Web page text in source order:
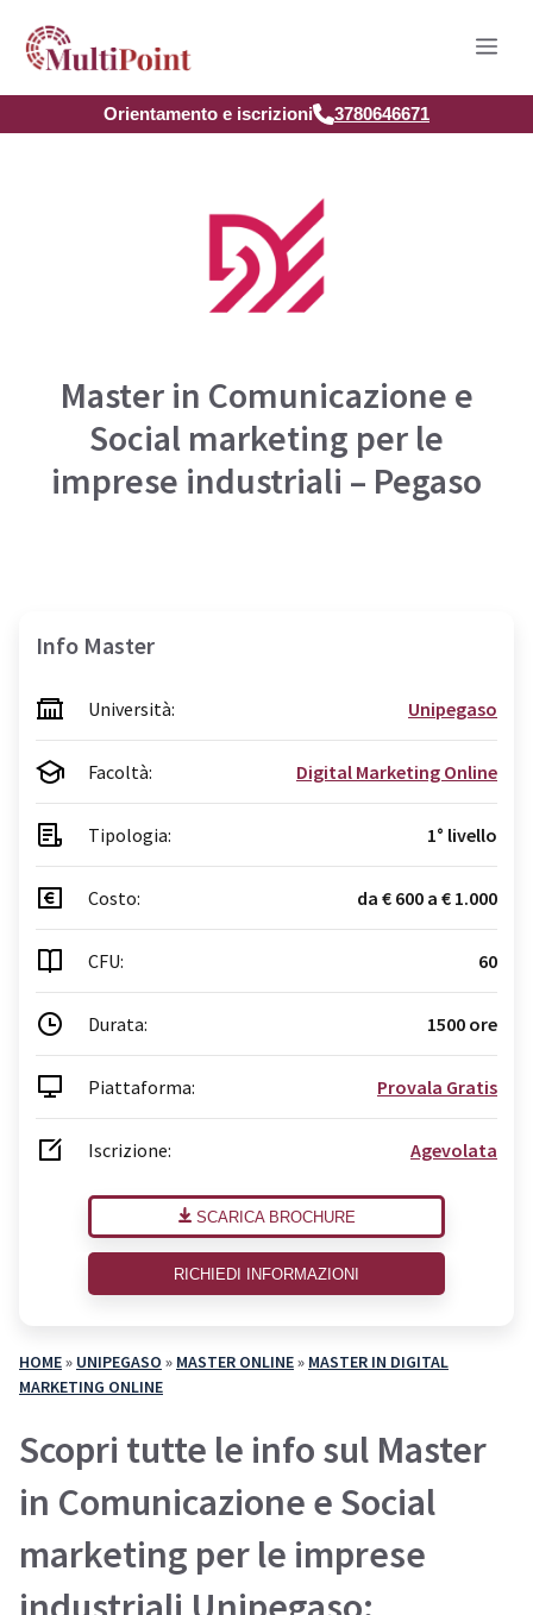
contenuto
Orientamento e iscrizioni 3780646671
Master in Comunicazione e
Social marketing per le
imprese industriali – Pegaso
HOME» UNIPEGASO » MASTER ONLINE» MASTER IN DIGITAL
MARKETING ONLINE
Scopri tutte le info sul Master
in Comunicazione e Social
marketing per le imprese
Info Master
Università: Unipegaso
Facoltà: Digital Marketing Online
Tipologia: 1° livello
Costo: da € 600 a € 1.000
CFU: 60
Durata: 1500 ore
Piattaforma: Provala Gratis
Iscrizione: Agevolata
SCARICA BROCHURE
RICHIEDI INFORMAZIONI